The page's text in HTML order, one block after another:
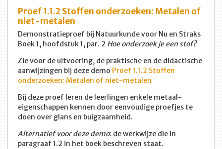
Proef 1.1.2 Stoffen onderzoeken: Metalen of
niet-metalen
Demonstratieproef bij Natuurkunde voor Nu en Straks
Boek 1, hoofdstuk 1, par. 2 Hoe onderzoek je een stof?
Zie voor de uitvoering, de praktische en de didactische
aanwijzingen bij deze demo Proef 1.1.2 Stoffen
onderzoeken: Metalen of niet-metalen
Bij deze proef leren de leerlingen enkele metaal-
eigenschappen kennen door eenvoudige proefjes te
doen over glans en buigzaamheid.
Alternatief voor deze demo: de werkwijze die in
paragraaf 1.2 in het boek beschreven staat.